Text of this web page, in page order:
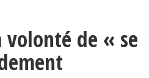
de « se